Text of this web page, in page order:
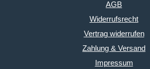
AGB
Widerrufsrecht
Vertrag widerrufen
Zahlung & Versand
Impressum